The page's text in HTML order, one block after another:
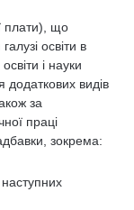
плати), що
освіти в
і науки
видів
за
праці
зокрема: